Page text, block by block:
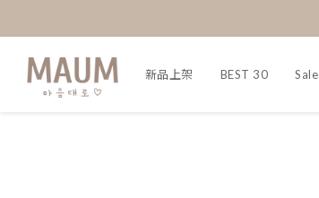
新品上架 BEST 30 Sale